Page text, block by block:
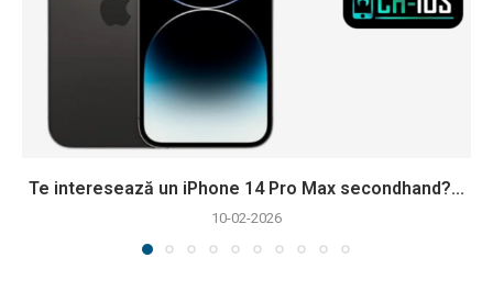
Te interesează un iPhone 14 Pro Max secondhand?...
10-02-2026